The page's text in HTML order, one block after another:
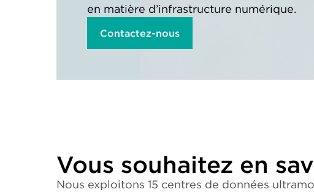
en matière d’infrastructure numérique.
Contactez-nous
Vous souhaitez en
Nous exploitons 15 centres de données